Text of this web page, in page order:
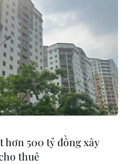
ĐỐI ỨNG
100 tỷ USD thuế quan sau
án Tối cao
Thị trường chứng
lớn thông tin
Doanh nghiệp dệt
thế nào?
hơn 500 tỷ đồng xây
thuê